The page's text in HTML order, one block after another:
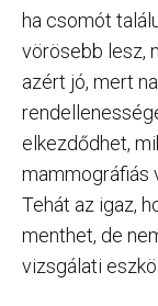
ha csomót
vörösebb lesz,
azért jó, mert
elkezdődhet,
mammográfiás
Tehát az igaz,
menthet, de
vizsgálati